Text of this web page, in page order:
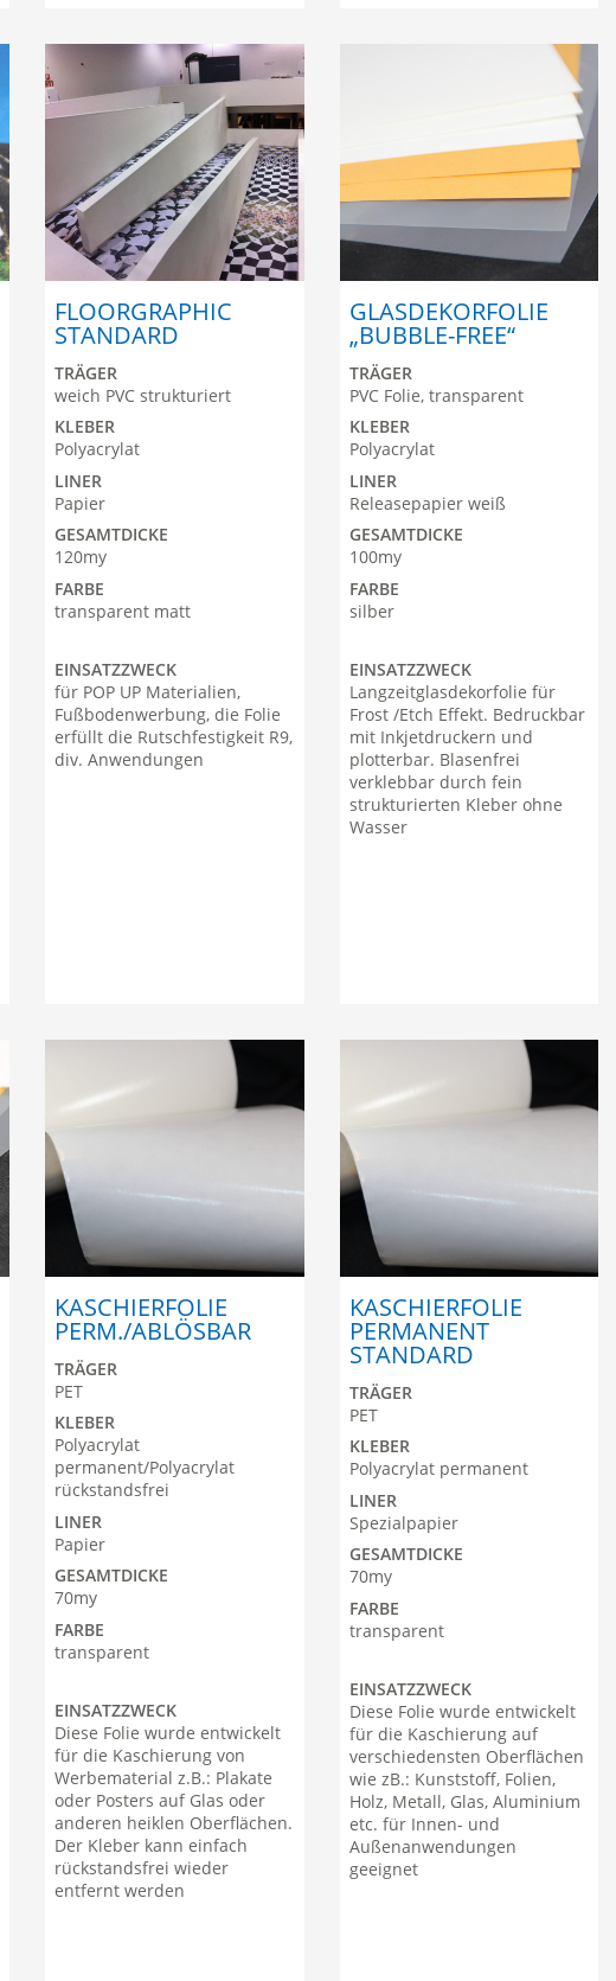
FLOORGRAPHIC
STANDARD
TRÄGER
weich PVC strukturiert
KLEBER
Polyacrylat
LINER
Papier
GESAMTDICKE
120my
FARBE
transparent matt
EINSATZZWECK
für POP UP Materialien,
Fußbodenwerbung, die Folie
erfüllt die Rutschfestigkeit R9,
div. Anwendungen
GLASDEKORFOLIE
„BUBBLE-FREE“
TRÄGER
PVC Folie, transparent
KLEBER
Polyacrylat
LINER
Releasepapier weiß
GESAMTDICKE
100my
FARBE
silber
EINSATZZWECK
Langzeitglasdekorfolie für
Frost /Etch Effekt. Bedruckbar
mit Inkjetdruckern und
plotterbar. Blasenfrei
verklebbar durch fein
strukturierten Kleber ohne
Wasser
KASCHIERFOLIE
PERM./ABLÖSBAR
TRÄGER
PET
KLEBER
Polyacrylat
permanent/Polyacrylat
rückstandsfrei
LINER
Papier
GESAMTDICKE
70my
FARBE
transparent
EINSATZZWECK
Diese Folie wurde entwickelt
für die Kaschierung von
Werbematerial z.B.: Plakate
oder Posters auf Glas oder
anderen heiklen Oberflächen.
Der Kleber kann einfach
rückstandsfrei wieder
entfernt werden
KASCHIERFOLIE
PERMANENT
STANDARD
TRÄGER
PET
KLEBER
Polyacrylat permanent
LINER
Spezialpapier
GESAMTDICKE
70my
FARBE
transparent
EINSATZZWECK
Diese Folie wurde entwickelt
für die Kaschierung auf
verschiedensten Oberflächen
wie zB.: Kunststoff, Folien,
Holz, Metall, Glas, Aluminium
etc. für Innen- und
Außenanwendungen
geeignet